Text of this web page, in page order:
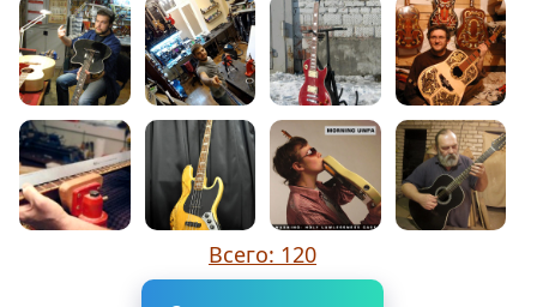
Всего: 120